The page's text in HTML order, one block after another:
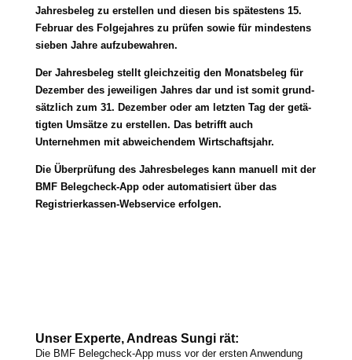
Jahresbeleg zu erstel­len und die­sen bis spä­tes­tens 15.
Februar des Folgejahres zu prü­fen sowie für min­des­tens
sie­ben Jahre aufzubewahren.
Der Jahresbeleg stellt gleich­zei­tig den Monatsbeleg für
Dezember des jewei­li­gen Jahres dar und ist somit grund­
sätz­lich zum 31. Dezember oder am letz­ten Tag der getä­
tig­ten Umsätze zu erstel­len. Das betrifft auch
Unternehmen mit abwei­chen­dem Wirtschaftsjahr.
Die Überprüfung des Jahresbeleges kann manu­ell mit der
BMF Belegcheck-App oder auto­ma­ti­siert über das
Registrierkassen-Webservice erfolgen.
Unser Experte, Andreas Sungi rät:
Die BMF Belegcheck-App muss vor der ers­ten Anwendung